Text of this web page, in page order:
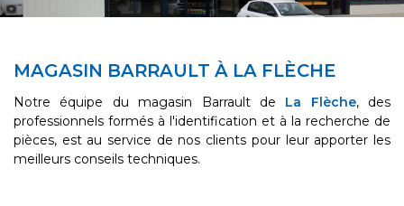
MAGASIN BARRAULT À LA FLÈCHE
Notre équipe du magasin Barrault de La Flèche, des
professionnels formés à l'identification et à la recherche de
pièces, est au service de nos clients pour leur apporter les
meilleurs conseils techniques.